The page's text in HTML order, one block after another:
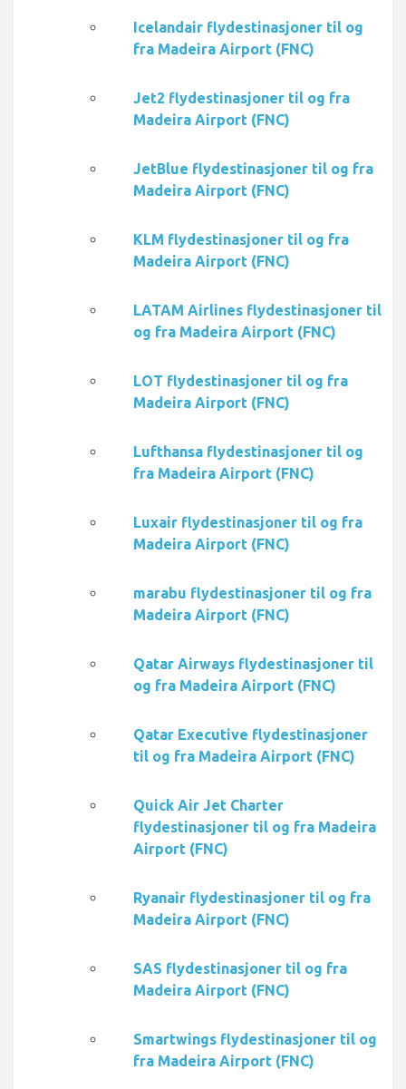
Icelandair flydestinasjoner til og
fra Madeira Airport (FNC)
Jet2 flydestinasjoner til og fra
Madeira Airport (FNC)
JetBlue flydestinasjoner til og fra
Madeira Airport (FNC)
KLM flydestinasjoner til og fra
Madeira Airport (FNC)
LATAM Airlines flydestinasjoner til
og fra Madeira Airport (FNC)
LOT flydestinasjoner til og fra
Madeira Airport (FNC)
Lufthansa flydestinasjoner til og
fra Madeira Airport (FNC)
Luxair flydestinasjoner til og fra
Madeira Airport (FNC)
marabu flydestinasjoner til og fra
Madeira Airport (FNC)
Qatar Airways flydestinasjoner til
og fra Madeira Airport (FNC)
Qatar Executive flydestinasjoner
til og fra Madeira Airport (FNC)
Quick Air Jet Charter
flydestinasjoner til og fra Madeira
Airport (FNC)
Ryanair flydestinasjoner til og fra
Madeira Airport (FNC)
SAS flydestinasjoner til og fra
Madeira Airport (FNC)
Smartwings flydestinasjoner til og
fra Madeira Airport (FNC)